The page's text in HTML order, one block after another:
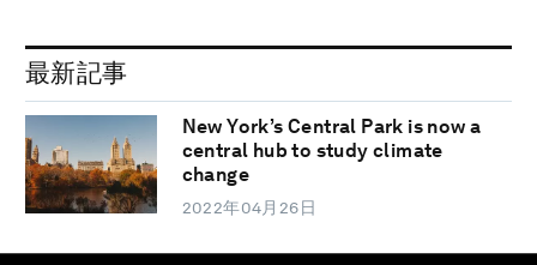
最新記事
New York’s Central Park is now a
central hub to study climate
change
2022年04月26日